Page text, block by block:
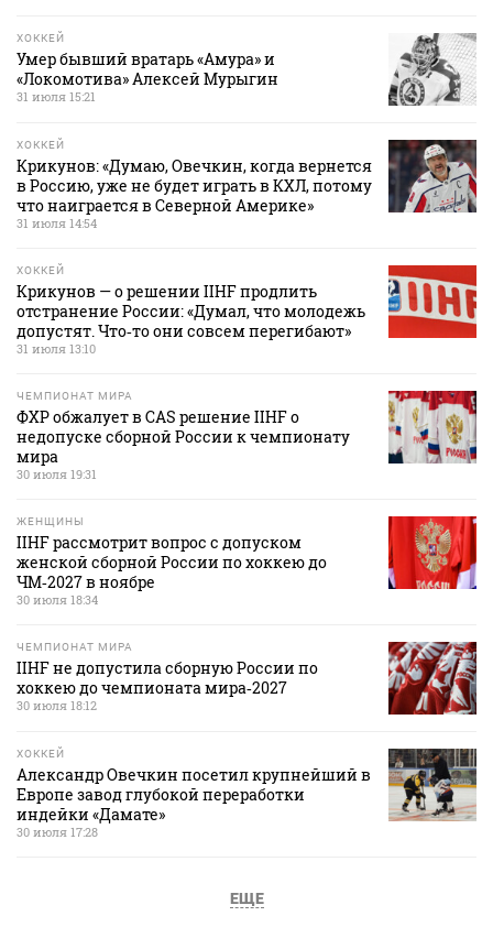
ХОККЕЙ
Умер бывший вратарь «Амура» и
«Локомотива» Алексей Мурыгин
31 июля 15:21
ХОККЕЙ
Крикунов: «Думаю, Овечкин, когда вернется
в Россию, уже не будет играть в КХЛ, потому
что наиграется в Северной Америке»
31 июля 14:54
ХОККЕЙ
Крикунов — о решении IIHF продлить
отстранение России: «Думал, что молодежь
допустят. Что‑то они совсем перегибают»
31 июля 13:10
ЧЕМПИОНАТ МИРА
ФХР обжалует в CAS решение IIHF о
недопуске сборной России к чемпионату
мира
30 июля 19:31
ЖЕНЩИНЫ
IIHF рассмотрит вопрос с допуском
женской сборной России по хоккею до
ЧМ‑2027 в ноябре
30 июля 18:34
ЧЕМПИОНАТ МИРА
IIHF не допустила сборную России по
хоккею до чемпионата мира‑2027
30 июля 18:12
ХОККЕЙ
Александр Овечкин посетил крупнейший в
Европе завод глубокой переработки
индейки «Дамате»
30 июля 17:28
ЕЩЕ